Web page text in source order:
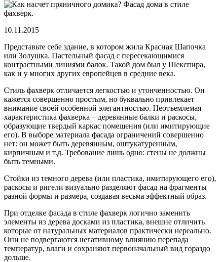
10.11.2015
Представьте себе здание, в котором жила Красная Шапочка
или Золушка. Пастельный фасад с пересекающимися
контрастными линиями балок. Такой дом был у Шекспира,
как и у многих других европейцев в средние века.
Стиль фахверк отличается легкостью и утонченностью. Он
кажется совершенно простым, но буквально привлекает
внимание своей особенной элегантностью. Неотъемлемая
характеристика фахверка – деревянные балки и раскосы,
образующие твердый каркас помещения (или имитирующие
его). В выборе материала фасада ограничений совершенно
нет: он может быть деревянным, оштукатуренным,
кирпичным и т.д. Требование лишь одно: стены не должны
быть темными.
Стойки из темного дерева (или пластика, имитирующего его),
раскосы и ригели визуально разделяют фасад на фрагменты
разной формы и размера, создавая весьма эффектный образ.
При отделке фасада в стиле фахверк логично заменить
элементы из дерева досками из пластика, внешне отличить
которые от натуральных материалов практически нереально.
Они не подвергаются негативному влиянию перепада
температур, влаги и сохраняют первоначальный вид гораздо
дольше.